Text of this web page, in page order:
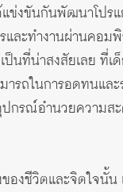
ข่งขันกันพัฒนาโปรแ
ละทำงานผ่านคอม
ป็นที่น่าสงสัยเลย ที่เ
รถในการอดทนและ
กรณ์อำนวยความสะ
องชีวิตและจิตใจนั้น